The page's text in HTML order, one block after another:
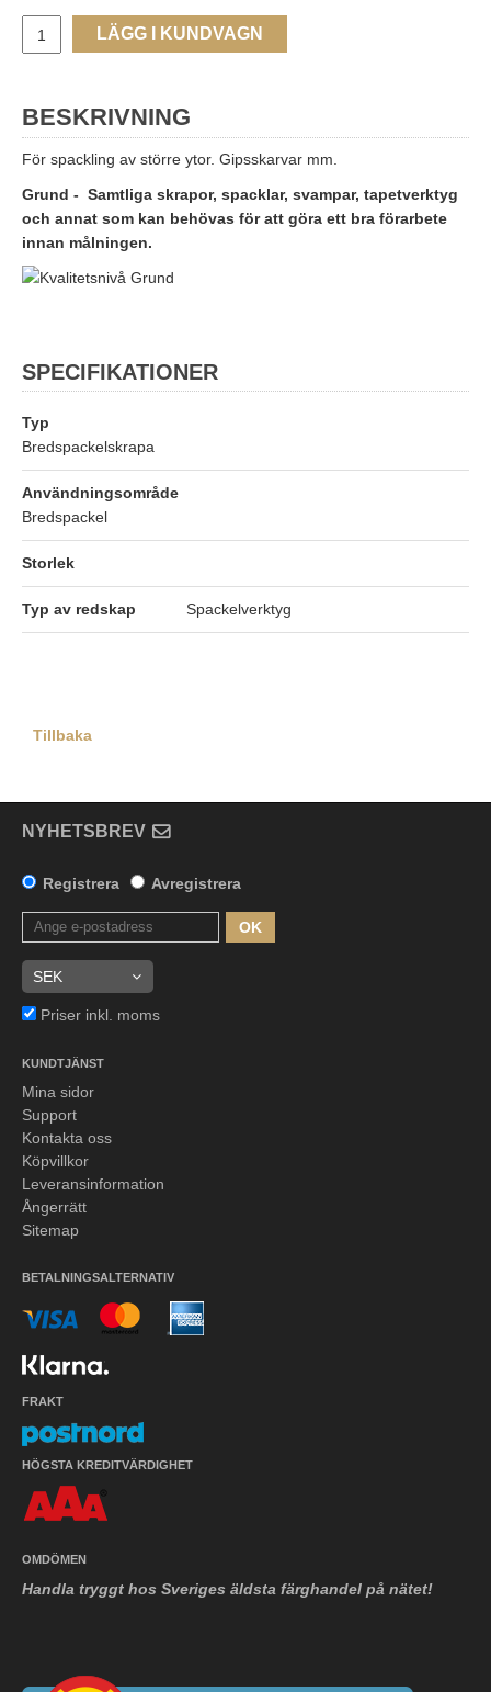
LÄGG I KUNDVAGN
BESKRIVNING
För spackling av större ytor. Gipsskarvar mm.
Grund - Samtliga skrapor, spacklar, svampar, tapetverktyg
och annat som kan behövas för att göra ett bra förarbete
innan målningen.
SPECIFIKATIONER
Typ
Bredspackelskrapa
Användningsområde
Bredspackel
Storlek
Typ av redskap Spackelverktyg
Tillbaka
NYHETSBREV
Registrera Avregistrera
OK
Priser inkl. moms
KUNDTJÄNST
Mina sidor
Support
Kontakta oss
Köpvillkor
Leveransinformation
Ångerrätt
Sitemap
BETALNINGSALTERNATIV
FRAKT
HÖGSTA KREDITVÄRDIGHET
OMDÖMEN
Handla tryggt hos Sveriges äldsta färghandel på nätet!